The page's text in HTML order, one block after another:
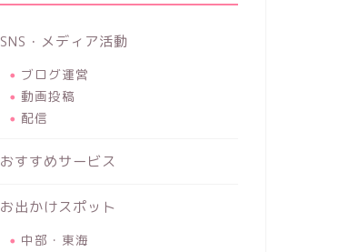
SNS・メディア活動
ブログ運営
動画投稿
配信
おすすめサービス
お出かけスポット
中部・東海